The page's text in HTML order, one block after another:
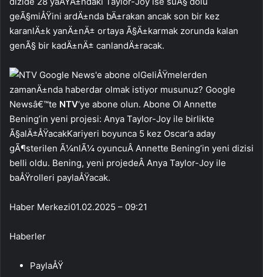
geÃ§miÅŸini ardÄ±nda bÄ±rakan ancak son bir kez
karanlÄ±k yanÄ±nÄ± ortaya Ã§Ä±karmak zorunda kalan
genÃ§ bir kadÄ±nÄ± canlandÄ±racak.
GeliÅŸmelerden
zamanÄ±nda haberdar olmak istiyor musunuz? Google
Newsâ€™te NTV‘ye abone olun. Abone Ol Annette
Bening’in yeni projesi: Anya Taylor-Joy ile birlikte
Ã§alÄ±ÅŸacakKariyeri boyunca 5 kez Oscar’a aday
gÃ¶sterilen Ã¼nlÃ¼ oyuncuÂ Annette Bening’in yeni dizisi
belli oldu. Bening, yeni projedeÂ Anya Taylor-Joy ile
baÅŸrolleri paylaÅŸacak.
Haber Merkezi01.02.2025 – 09:21
Haberler
PaylaÅŸ